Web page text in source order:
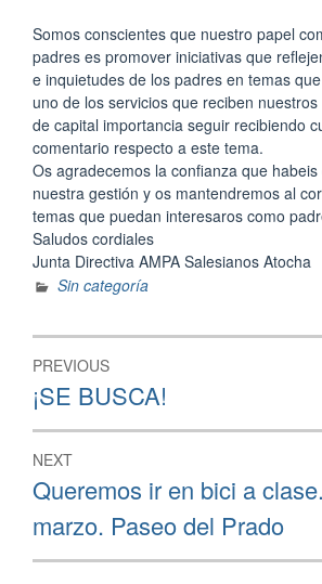
Somos conscientes que nuestro papel
padres es promover iniciativas que
e inquietudes de los padres en temas
uno de los servicios que reciben
de capital importancia seguir recibiendo
comentario respecto a este tema.
Os agradecemos la confianza que
nuestra gestión y os mantendremos al
temas que puedan interesaros como
Saludos cordiales
Junta Directiva AMPA Salesianos Atocha
Sin categoría
Navegación
de
entradas
PREVIOUS
Previous
post:
¡SE BUSCA!
NEXT
Next
post:
Queremos ir en bici a
marzo. Paseo del Prado